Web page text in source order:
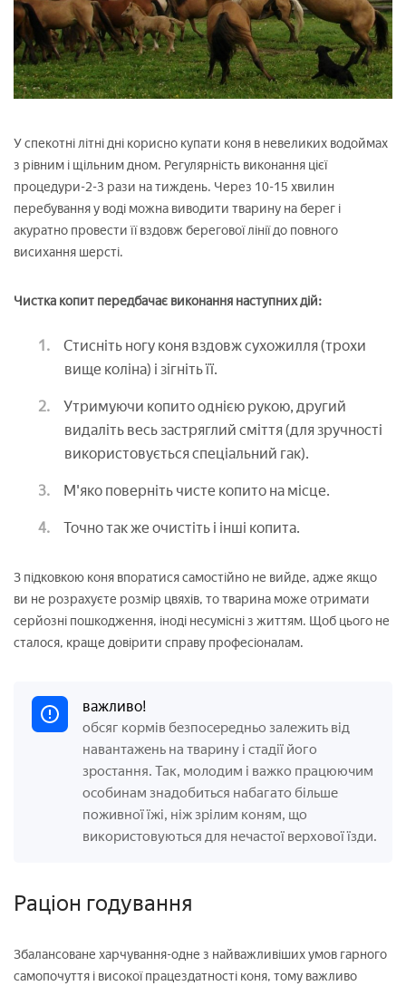
У спекотні літні дні корисно купати коня в невеликих водоймах
з рівним і щільним дном. Регулярність виконання цієї
процедури-2-3 рази на тиждень. Через 10-15 хвилин
перебування у воді можна виводити тварину на берег і
акуратно провести її вздовж берегової лінії до повного
висихання шерсті.
Чистка копит передбачає виконання наступних дій:
Стисніть ногу коня вздовж сухожилля (трохи
вище коліна) і зігніть її.
Утримуючи копито однією рукою, другий
видаліть весь застряглий сміття (для зручності
використовується спеціальний гак).
М'яко поверніть чисте копито на місце.
Точно так же очистіть і інші копита.
З підковкою коня впоратися самостійно не вийде, адже якщо
ви не розрахуєте розмір цвяхів, то тварина може отримати
серйозні пошкодження, іноді несумісні з життям. Щоб цього не
сталося, краще довірити справу професіоналам.
важливо!
обсяг кормів безпосередньо залежить від
навантажень на тварину і стадії його
зростання. Так, молодим і важко працюючим
особинам знадобиться набагато більше
поживної їжі, ніж зрілим коням, що
використовуються для нечастої верхової їзди.
Раціон годування
Збалансоване харчування-одне з найважливіших умов гарного
самопочуття і високої працездатності коня, тому важливо